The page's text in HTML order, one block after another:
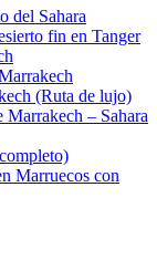
del Sahara
fin en Tanger
(Ruta de lujo)
– Sahara
Marruecos con